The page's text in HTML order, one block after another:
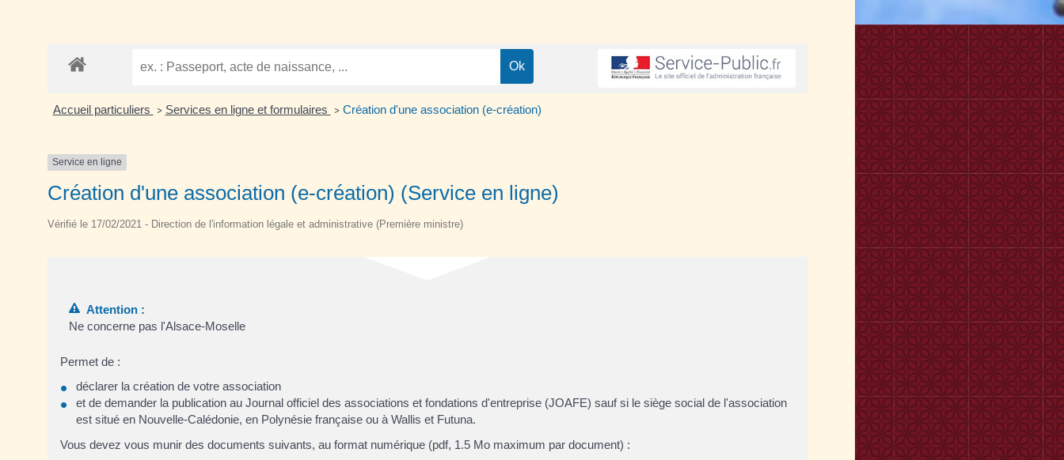
Accueil particuliers > Services en ligne et formulaires > Création d'une association (e-création)
Service en ligne
Création d'une association (e-création) (Service en ligne)
Vérifié le 17/02/2021 - Direction de l'information légale et administrative (Première ministre)
Attention :
Ne concerne pas l'Alsace-Moselle
Permet de :
déclarer la création de votre association
et de demander la publication au Journal officiel des associations et fondations d'entreprise (JOAFE) sauf si le siège social de l'association
est situé en Nouvelle-Calédonie, en Polynésie française ou à Wallis et Futuna.
Vous devez vous munir des documents suivants, au format numérique (pdf, 1.5 Mo maximum par document) :